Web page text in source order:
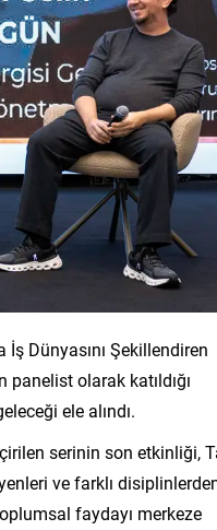
İş Dünyasını Şekillendiren
panelist olarak katıldığı
ele alındı.
serinin son etkinliği,
ve farklı
faydayı merkeze